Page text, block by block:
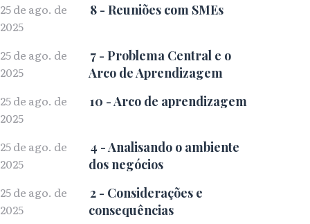
25 de ago. de
2025
8 - Reuniões com SMEs
25 de ago. de
2025
7 - Problema Central e o
Arco de Aprendizagem
25 de ago. de
2025
10 - Arco de aprendizagem
25 de ago. de
2025
4 - Analisando o ambiente
dos negócios
25 de ago. de
2025
2 - Considerações e
consequências